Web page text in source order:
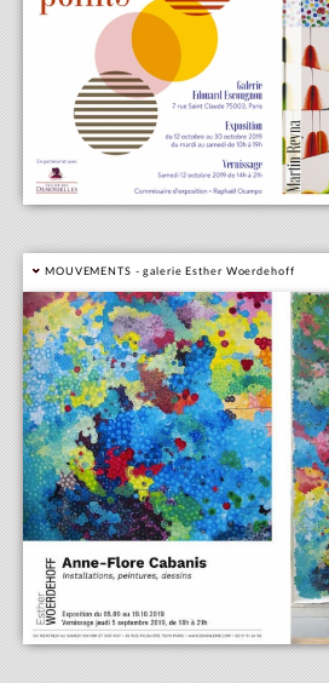
MOUVEMENTS - galerie Esther Woerdehoff